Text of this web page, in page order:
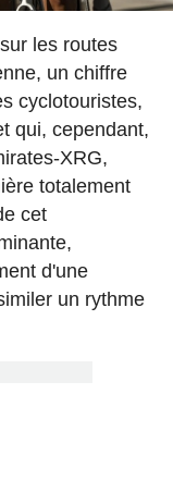
les routes
un chiffre
cyclotouristes,
qui, cependant,
XRG,
totalement
cet
d'une
un rythme